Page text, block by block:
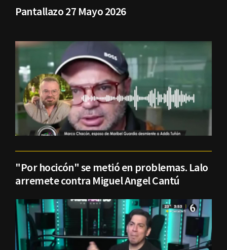
Pantallazo 27 Mayo 2026
"Por hocicón" se metió en problemas. Lalo
arremete contra Miguel Angel Cantú